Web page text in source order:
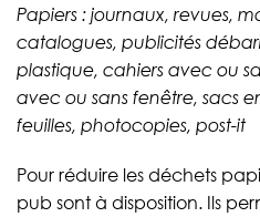
Papiers : journaux, revues,
catalogues, publicités
plastique, cahiers avec ou
avec ou sans fenêtre, sacs
feuilles, photocopies, post-it
Pour réduire les déchets
pub sont à disposition. Ils